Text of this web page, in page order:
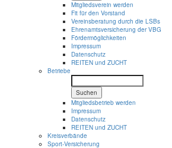
Mitgliedsverein werden
Fit für den Vorstand
Vereinsberatung durch die LSBs
Ehrenamtsversicherung der VBG
Fördermöglichkeiten
Impressum
Datenschutz
REITEN und ZUCHT
Betriebe
Suchen
Mitgliedsbetrieb werden
Impressum
Datenschutz
REITEN und ZUCHT
Kreisverbände
Sport-Versicherung